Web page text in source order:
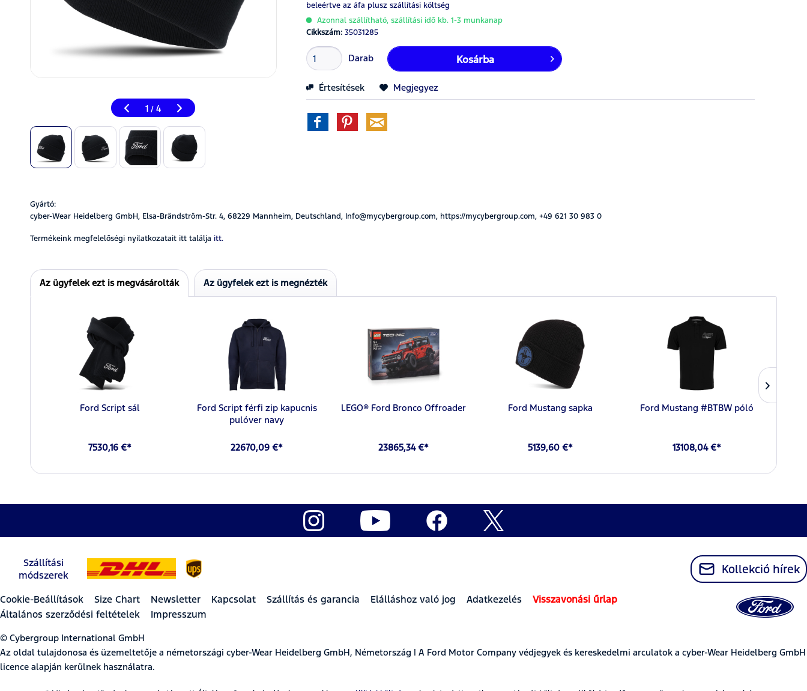
1 / 4
beleértve az áfa plusz szállítási költség
Azonnal szállítható, szállítási idő kb. 1-3 munkanap
Cikkszám:35031285
Darab Kosárba
Értesítések Megjegyez
Gyártó:
cyber-Wear Heidelberg GmbH, Elsa-Brändström-Str. 4, 68229 Mannheim, Deutschland, Info@mycybergroup.com, https://mycybergroup.com, +49 621 30 983 0
Termékeink megfelelőségi nyilatkozatait itt találja itt.
Az ügyfelek ezt is megvásárolták Az ügyfelek ezt is megnézték
Ford Script sál
7530,16 €*
Ford Script férfi zip kapucnis
pulóver navy
22670,09 €*
LEGO® Ford Bronco Offroader
23865,34 €*
Ford Mustang sapka
5139,60 €*
Ford Mustang #BTBW póló
13108,04 €*
Szállítási
módszerek
Kollekció hírek
Cookie-Beállítások Size Chart Newsletter Kapcsolat Szállítás és garancia Elálláshoz való jog Adatkezelés
Visszavonási űrlap
Általános szerződési feltételek
Impresszum
© Cybergroup International GmbH
Az oldal tulajdonosa és üzemeltetője a németországi cyber-Wear Heidelberg GmbH, Németország | A Ford Motor Company védjegyek és kereskedelmi arculatok a cyber-Wear Heidelberg GmbH
licence alapján kerülnek használatra.